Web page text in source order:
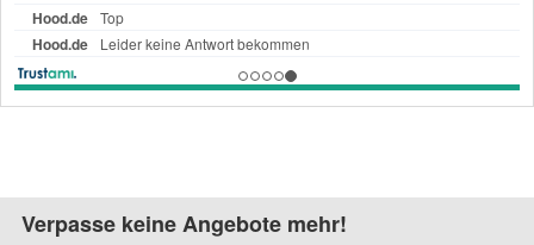
Verpasse keine Angebote mehr!